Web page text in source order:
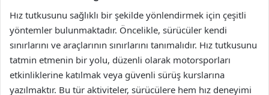
Hız tutkusunu sağlıklı bir şekilde yönlendirmek için çeşitli
yöntemler bulunmaktadır. Öncelikle, sürücüler kendi
sınırlarını ve araçlarının sınırlarını tanımalıdır. Hız tutkusunu
tatmin etmenin bir yolu, düzenli olarak motorsporları
etkinliklerine katılmak veya güvenli sürüş kurslarına
yazılmaktır. Bu tür aktiviteler, sürücülere hem hız deneyimi